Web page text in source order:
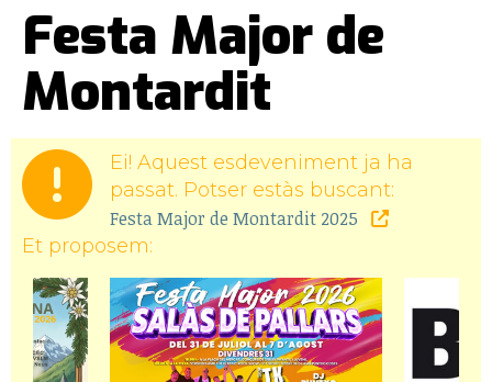
Festa Major de
Montardit
Ei! Aquest esdeveniment ja ha
passat. Potser estàs buscant:
Festa Major de Montardit 2025
Et proposem: